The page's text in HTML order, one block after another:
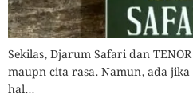
Sekilas, Djarum Safari dan
maupn cita rasa. Namun, ada
hal...